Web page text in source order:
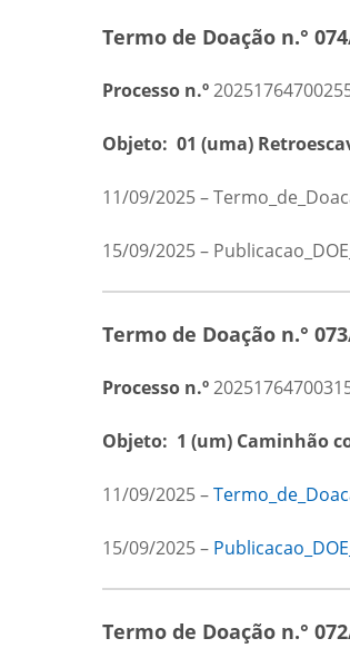
Termo de Doação n.°
Processo n.º
Objeto: 01 (uma)
11/09/2025 –
15/09/2025 –
Termo de Doação n.°
Processo n.º
Objeto: 1 (um) Caminhão
11/09/2025 –
15/09/2025 –
Termo de Doação n.°